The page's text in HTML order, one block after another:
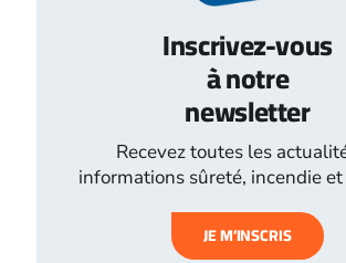
Inscrivez-vous
à notre
newsletter
Recevez toutes les
informations sûreté, incendie
JE M’INSCRIS